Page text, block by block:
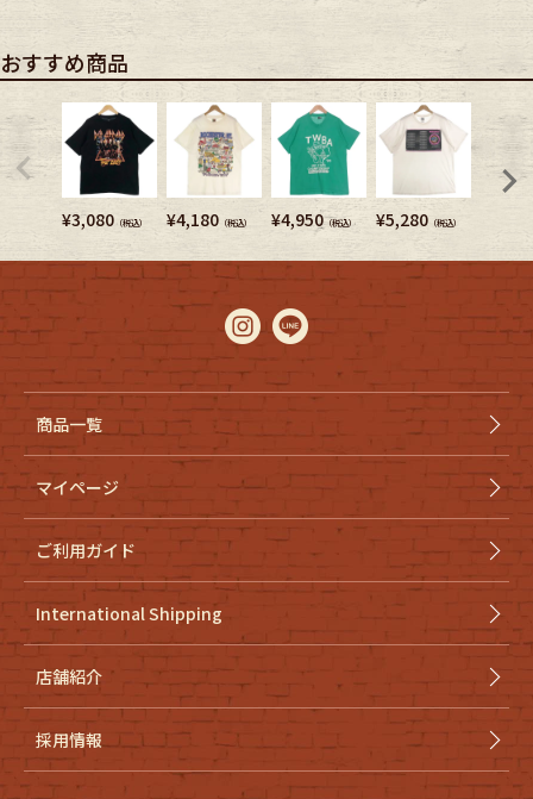
おすすめ商品
¥3,080 （税込） ¥4,180 （税込） ¥4,950（税込） ¥5,280 （税込）
商品一覧
マイページ
ご利用ガイド
International Shipping
店舗紹介
採用情報